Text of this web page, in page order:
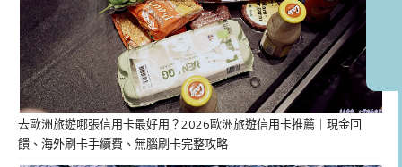
去歐洲旅遊哪張信用卡最好用？2026歐洲旅遊信用卡推薦｜現金回
饋、海外刷卡手續費、無腦刷卡完整攻略